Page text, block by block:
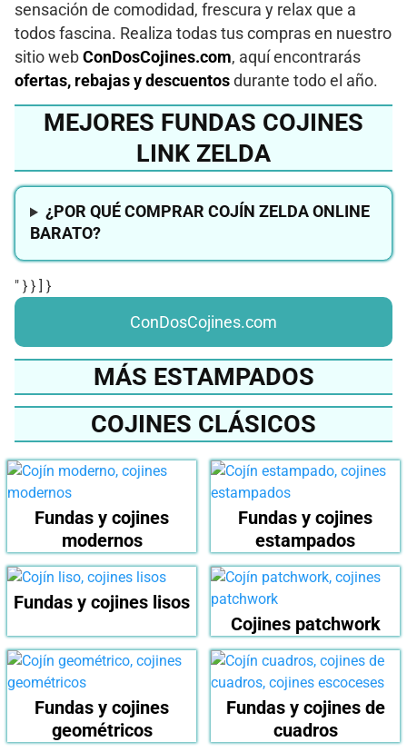
sensación de comodidad, frescura y relax que a
todos fascina. Realiza todas tus compras en nuestro
sitio web ConDosCojines.com, aquí encontrarás
ofertas, rebajas y descuentos durante todo el año.
MEJORES FUNDAS COJINES
LINK ZELDA
¿POR QUÉ COMPRAR COJÍN ZELDA ONLINE
BARATO?
" } } ] }
ConDosCojines.com
MÁS ESTAMPADOS
COJINES CLÁSICOS
Fundas y cojines
modernos
Fundas y cojines
estampados
Fundas y cojines lisos
Cojines patchwork
Fundas y cojines
geométricos
Fundas y cojines de
cuadros